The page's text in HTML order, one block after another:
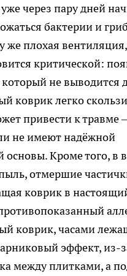
через пару дней
бактерии и
же плохая вентиляция,
критической:
который не выводится
коврик легко
привести к травме
не имеют надёжной
основы. Кроме того, в
отмершие
коврик в
коврик, часами
эффект, из-
между плитками, а